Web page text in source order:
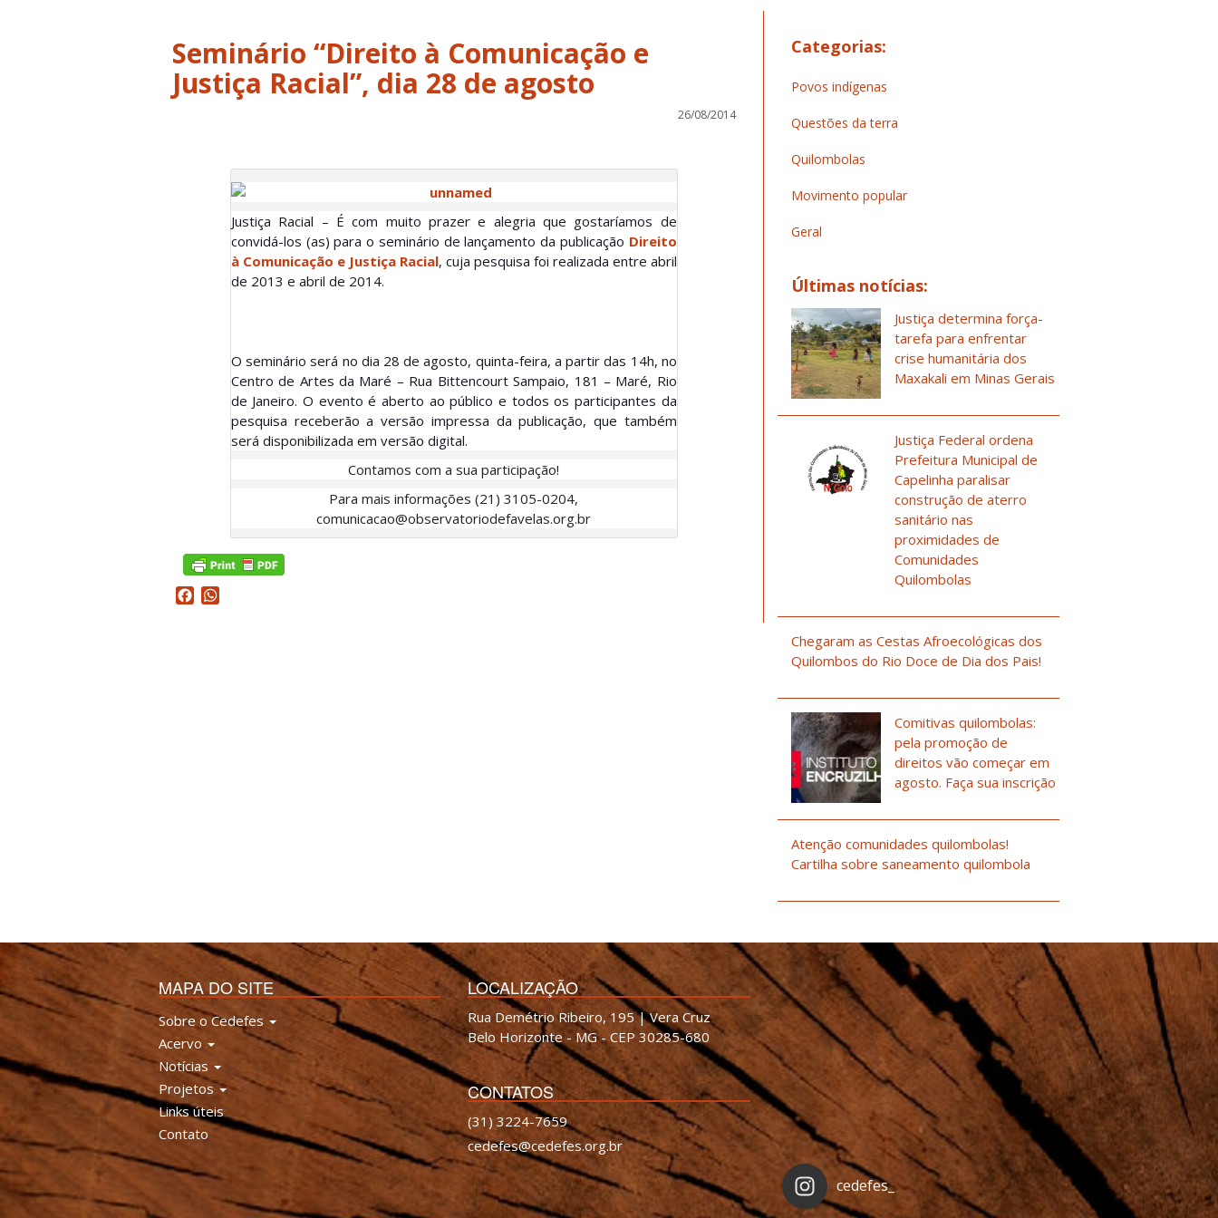
Seminário “Direito à Comunicação e
Justiça Racial”, dia 28 de agosto
26/08/2014
Justiça Racial – É com muito prazer e alegria que gostaríamos de
convidá-los (as) para o seminário de lançamento da publicação Direito
à Comunicação e Justiça Racial, cuja pesquisa foi realizada entre abril
de 2013 e abril de 2014.
O seminário será no dia 28 de agosto, quinta-feira, a partir das 14h, no
Centro de Artes da Maré – Rua Bittencourt Sampaio, 181 – Maré, Rio
de Janeiro. O evento é aberto ao público e todos os participantes da
pesquisa receberão a versão impressa da publicação, que também
será disponibilizada em versão digital.
Contamos com a sua participação!
Para mais informações (21) 3105-0204,
comunicacao@observatoriodefavelas.org.br
Facebook
Categorias:
Povos indígenas
Questões da terra
Quilombolas
Movimento popular
Geral
Últimas notícias:
Justiça determina força-
tarefa para enfrentar
crise humanitária dos
Maxakali em Minas Gerais
Justiça Federal ordena
Prefeitura Municipal de
Capelinha paralisar
construção de aterro
sanitário nas
proximidades de
Comunidades
Quilombolas
Chegaram as Cestas Afroecológicas dos
Quilombos do Rio Doce de Dia dos Pais!
Comitivas quilombolas:
pela promoção de
direitos vão começar em
agosto. Faça sua inscrição
Atenção comunidades quilombolas!
Cartilha sobre saneamento quilombola
MAPA DO SITE
Sobre o Cedefes
Acervo
Notícias
Projetos
Links úteis
Contato
LOCALIZAÇÃO
Rua Demétrio Ribeiro, 195 | Vera Cruz
Belo Horizonte - MG - CEP 30285-680
CONTATOS
(31) 3224-7659
cedefes@cedefes.org.br
cedefes_